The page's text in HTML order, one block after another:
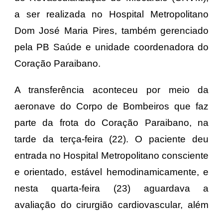
a ser realizada no Hospital Metropolitano
Dom José Maria Pires, também gerenciado
pela PB Saúde e unidade coordenadora do
Coração Paraibano.
A transferência aconteceu por meio da
aeronave do Corpo de Bombeiros que faz
parte da frota do Coração Paraibano, na
tarde da terça-feira (22). O paciente deu
entrada no Hospital Metropolitano consciente
e orientado, estável hemodinamicamente, e
nesta quarta-feira (23) aguardava a
avaliação do cirurgião cardiovascular, além